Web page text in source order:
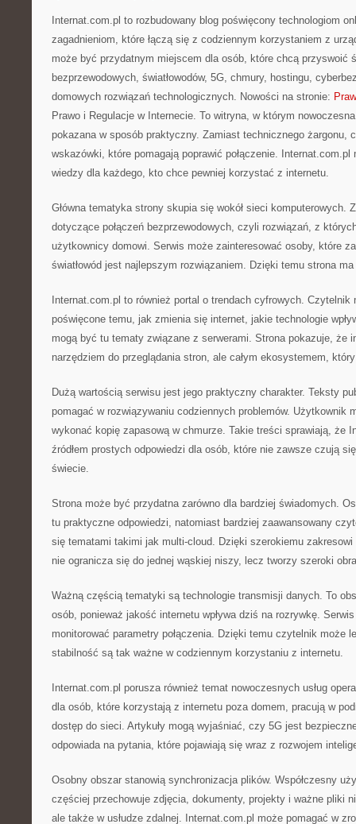
Internat.com.pl to rozbudowany blog poświęcony technologiom
zagadnieniom, które łączą się z codziennym korzystaniem z
może być przydatnym miejscem dla osób, które chcą przyswoić
bezprzewodowych, światłowodów, 5G, chmury, hostingu,
domowych rozwiązań technologicznych. Nowości na stronie:
Prawo i Regulacje w Internecie. To witryna, w którym
pokazana w sposób praktyczny. Zamiast technicznego żargonu,
wskazówki, które pomagają poprawić połączenie. Internat.com.pl
wiedzy dla każdego, kto chce pewniej korzystać z internetu.
Główna tematyka strony skupia się wokół sieci komputerowych.
dotyczące połączeń bezprzewodowych, czyli rozwiązań, z
użytkownicy domowi. Serwis może zainteresować osoby, które
światłowód jest najlepszym rozwiązaniem. Dzięki temu strona
Internat.com.pl to również portal o trendach cyfrowych. Czytelnik
poświęcone temu, jak zmienia się internet, jakie technologie
mogą być tu tematy związane z serwerami. Strona pokazuje, że
narzędziem do przeglądania stron, ale całym ekosystemem,
Dużą wartością serwisu jest jego praktyczny charakter. Teksty
pomagać w rozwiązywaniu codziennych problemów. Użytkownik
wykonać kopię zapasową w chmurze. Takie treści sprawiają, że
źródłem prostych odpowiedzi dla osób, które nie zawsze czują
świecie.
Strona może być przydatna zarówno dla bardziej świadomych.
tu praktyczne odpowiedzi, natomiast bardziej zaawansowany
się tematami takimi jak multi-cloud. Dzięki szerokiemu
nie ogranicza się do jednej wąskiej niszy, lecz tworzy szeroki
Ważną częścią tematyki są technologie transmisji danych. To
osób, ponieważ jakość internetu wpływa dziś na rozrywkę.
monitorować parametry połączenia. Dzięki temu czytelnik może
stabilność są tak ważne w codziennym korzystaniu z internetu.
Internat.com.pl porusza również temat nowoczesnych usług
dla osób, które korzystają z internetu poza domem, pracują w
dostęp do sieci. Artykuły mogą wyjaśniać, czy 5G jest
odpowiada na pytania, które pojawiają się wraz z rozwojem
Osobny obszar stanowią synchronizacja plików. Współczesny
częściej przechowuje zdjęcia, dokumenty, projekty i ważne pliki
ale także w usłudze zdalnej. Internat.com.pl może pomagać w